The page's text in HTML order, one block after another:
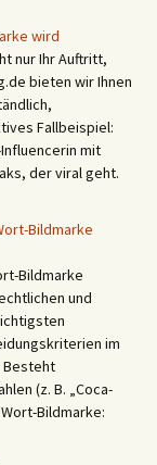
wird
nur Ihr Auftritt,
bieten wir Ihnen
Fallbeispiel:
mit
der viral geht.
Bildmarke
Bildmarke
und
im
Besteht
(z. B. „Coca-
Bildmarke: